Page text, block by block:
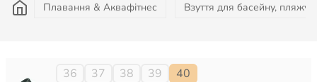
Плавання & Аквафітнес Взуття для басейну, пляжу,
36 37 38 39 40